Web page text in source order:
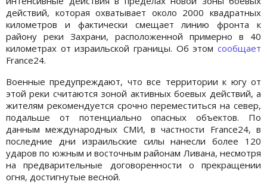
действий, которая охватывает около 2000 квадратных
километров и фактически смещает линию фронта к
району реки Захрани, расположенной примерно в 40
километрах от израильской границы. Об этом сообщает
France24.
Военные предупреждают, что все территории к югу от
этой реки считаются зоной активных боевых действий, а
жителям рекомендуется срочно переместиться на север,
подальше от потенциально опасных объектов. По
данным международных СМИ, в частности France24, в
последние дни израильские силы нанесли более 120
ударов по южным и восточным районам Ливана, несмотря
на предварительные договоренности о прекращении
огня, достигнутые весной.